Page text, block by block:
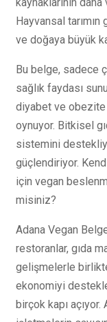
Hayvansal
ve doğaya büyük
Bu belge, sadece
sağlık faydası
diyabet ve
oynuyor. Bitkisel
sistemini
güçlendiriyor.
için vegan
misiniz?
Adana Vegan
restoranlar, gıda
gelişmelerle
ekonomiyi
birçok kapı